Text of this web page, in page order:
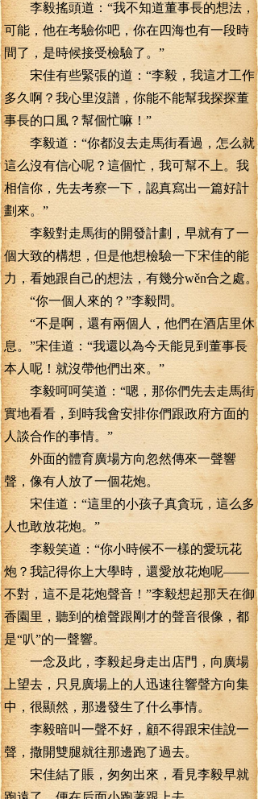
李毅搖頭道：“我不知道董事長的想法，
可能，他在考驗你吧，你在四海也有一段時
間了，是時候接受檢驗了。”
宋佳有些緊張的道：“李毅，我這才工作
多久啊？我心里沒譜，你能不能幫我探探董
事長的口風？幫個忙嘛！”
李毅道：“你都沒去走馬街看過，怎么就
這么沒有信心呢？這個忙，我可幫不上。我
相信你，先去考察一下，認真寫出一篇好計
劃來。”
李毅對走馬街的開發計劃，早就有了一
個大致的構想，但是他想檢驗一下宋佳的能
力，看她跟自己的想法，有幾分wěn合之處。
“你一個人來的？”李毅問。
“不是啊，還有兩個人，他們在酒店里休
息。”宋佳道：“我還以為今天能見到董事長
本人呢！就沒帶他們出來。”
李毅呵呵笑道：“嗯，那你們先去走馬街
實地看看，到時我會安排你們跟政府方面的
人談合作的事情。”
外面的體育廣場方向忽然傳來一聲響
聲，像有人放了一個花炮。
宋佳道：“這里的小孩子真貪玩，這么多
人也敢放花炮。”
李毅笑道：“你小時候不一樣的愛玩花
炮？我記得你上大學時，還愛放花炮呢——
不對，這不是花炮聲音！”李毅想起那天在御
香園里，聽到的槍聲跟剛才的聲音很像，都
是“叭”的一聲響。
一念及此，李毅起身走出店門，向廣場
上望去，只見廣場上的人迅速往響聲方向集
中，很顯然，那邊發生了什么事情。
李毅暗叫一聲不好，顧不得跟宋佳說一
聲，撒開雙腿就往那邊跑了過去。
宋佳結了賬，匆匆出來，看見李毅早就